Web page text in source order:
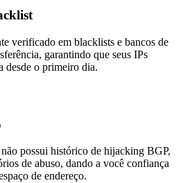
verificado em blacklists e bancos de
garantindo que seus IPs
desde o primeiro dia.
possui histórico de hijacking BGP,
de abuso, dando a você confiança
de endereço.